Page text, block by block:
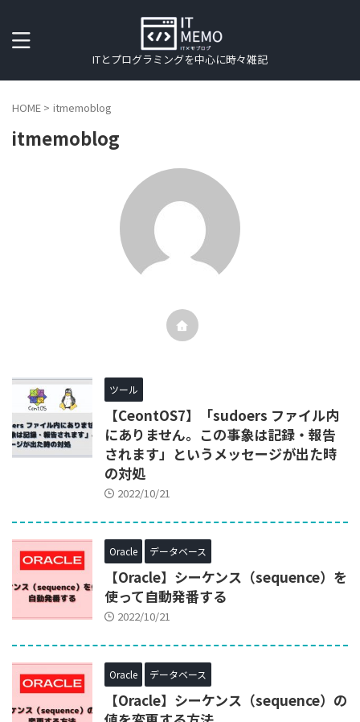
ITとプログラミングを中心に時々雑記
HOME > itmemoblog
itmemoblog
ツール
【CeontOS7】「sudoers ファイル内
にありません。この事象は記録・報告
されます」というメッセージが出た時
の対処
2022/10/21
Oracle データベース
【Oracle】シーケンス（sequence）を
使って自動発番する
2022/10/21
Oracle データベース
【Oracle】シーケンス（sequence）の